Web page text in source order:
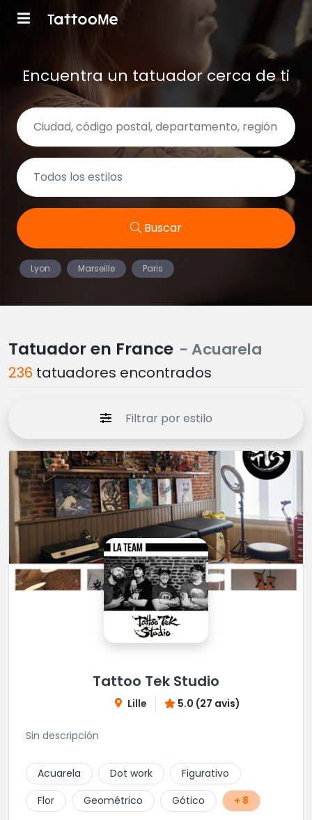
Encuentra un tatuador cerca de ti
Buscar
Lyon Marseille Paris
Tatuador en France - Acuarela
236 tatuadores encontrados
Filtrar por estilo
Tattoo Tek Studio
Lille 5.0 (27 avis)
Sin descripción
Acuarela Dot work
Figurativo
Flor
Geométrico Gótico + 8